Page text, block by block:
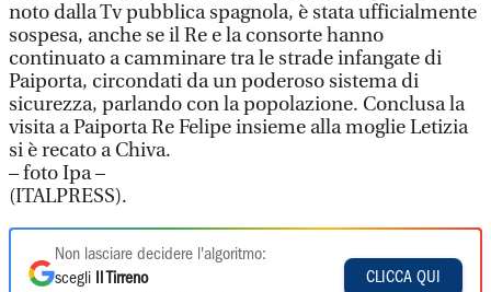
noto dalla Tv pubblica spagnola, è stata ufficialmente
sospesa, anche se il Re e la consorte hanno
continuato a camminare tra le strade infangate di
Paiporta, circondati da un poderoso sistema di
sicurezza, parlando con la popolazione. Conclusa la
visita a Paiporta Re Felipe insieme alla moglie Letizia
si è recato a Chiva.
– foto Ipa –
(ITALPRESS).
Non lasciare decidere l'algoritmo:
scegli
Il Tirreno
CLICCA QUI